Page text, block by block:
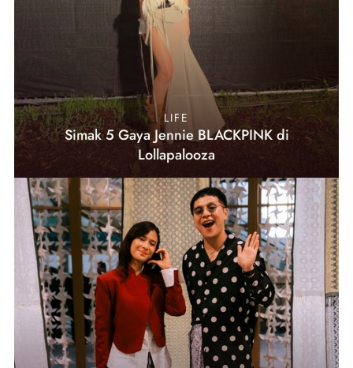
LIFE
Simak 5 Gaya Jennie BLACKPINK di
Lollapalooza